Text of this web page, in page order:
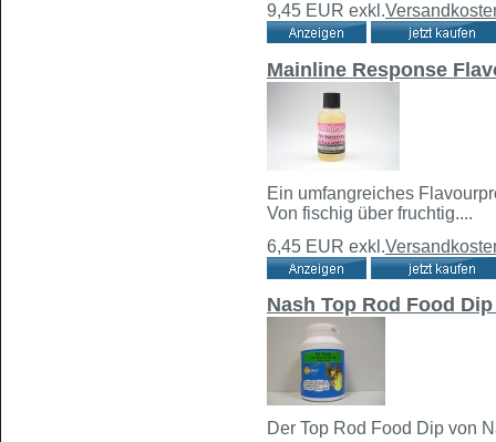
9,45 EUR exkl.
Mainline Response
Ein umfangreiches
Von fischig über fruchtig....
6,45 EUR exkl.
Nash Top Rod Food
Der Top Rod Food Dip von